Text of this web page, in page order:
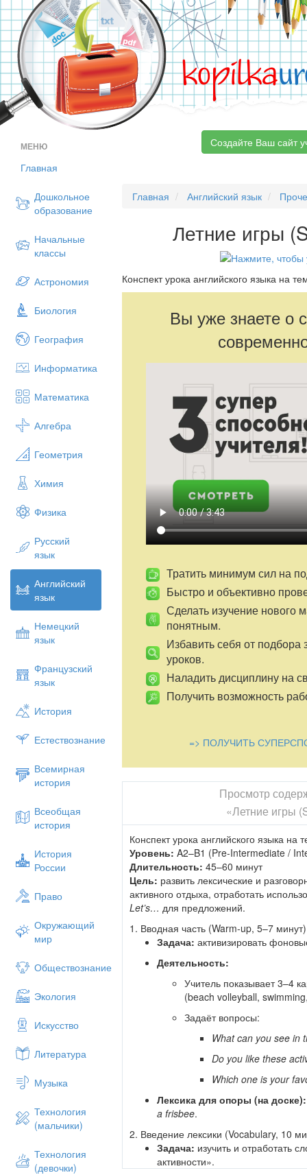
kopilka
МЕНЮ
Главная
Дошкольное
образование
Начальные
классы
Астрономия
Биология
География
Информатика
Математика
Алгебра
Геометрия
Химия
Физика
Русский
язык
Английский
язык
Немецкий
язык
Французский
язык
История
Естествознание
Всемирная
история
Всеобщая
история
История
России
Право
Окружающий
мир
Обществознание
Экология
Искусство
Литература
Музыка
Технология
(мальчики)
Технология
(девочки)
Создайте Ваш сайт
Главная Английский язык
Летние игры
Конспект урока английского языка на
Вы уже знаете о
Тратить минимум сил на
Быстро и объективно
Сделать изучение нового
понятным.
Избавить себя от подбора
уроков.
Наладить дисциплину на
Получить возможность
=> ПОЛУЧИТЬ
Просмотр
«Летние игры
Конспект урока английского языка на
Уровень: A2–B1 (Pre‑Intermediate /
Длительность: 45–60 минут
Цель: развить лексические и
активного отдыха, отработать
Let’s… для предложений.
1. Вводная часть (Warm‑up, 5–7 минут)
Задача: активизировать
Деятельность:
Учитель показывает 3–4
(beach volleyball,
Задаёт вопросы:
What can you see in
Do you like these
Which one is your
Лексика для опоры (на доске):
a frisbee.
2. Введение лексики (Vocabulary, 10
Задача: изучить и отработать
активности».